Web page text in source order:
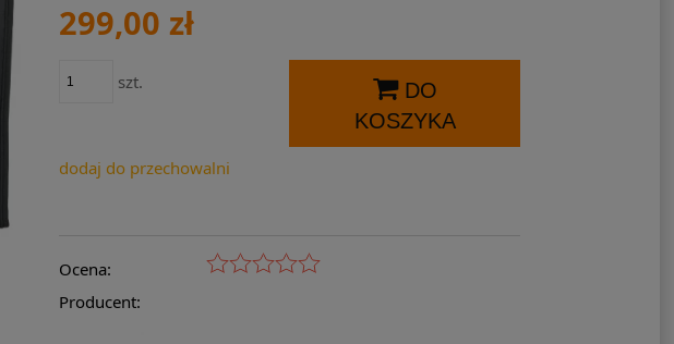
299,00 zł
szt.
DO
KOSZYKA
dodaj do przechowalni
Ocena:
Producent: